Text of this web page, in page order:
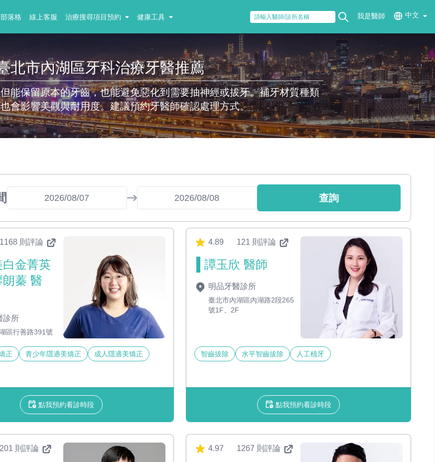
部落格 線上客服 治療搜尋項目預約 健康工具 我是醫師 中文
北市內湖區牙科治療牙醫推薦
能保留原本的牙齒，也能避免惡化到需要抽神經或拔牙。補牙材質種類
會影響美觀與耐用度。建議預約牙醫師確認處理方式。
查詢
1168 則評論
金菁英
蓁 醫
診所
區行善路391號
正 青少年隱適美矯正 成人隱適美矯正
點我預約看診時段
4.89 121 則評論
譚玉欣 醫師
明品牙醫診所
臺北市內湖區內湖路2段265
號1F、2F
智齒拔除 水平智齒拔除 人工植牙
點我預約看診時段
201 則評論 4.97 1267 則評論